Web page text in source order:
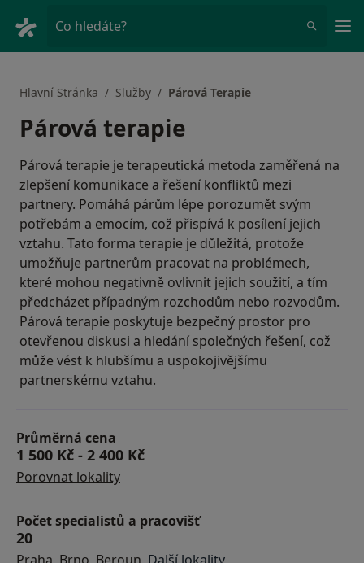
Co hledáte?
Hlavní Stránka Služby Párová Terapie
Párová terapie
Párová terapie je terapeutická metoda zaměřená na
zlepšení komunikace a řešení konfliktů mezi
partnery. Pomáhá párům lépe porozumět svým
potřebám a emocím, což přispívá k posílení jejich
vztahu. Tato forma terapie je důležitá, protože
umožňuje partnerům pracovat na problémech,
které mohou negativně ovlivnit jejich soužití, a tím
předcházet případným rozchodům nebo rozvodům.
Párová terapie poskytuje bezpečný prostor pro
otevřenou diskusi a hledání společných řešení, což
může vést k hlubšímu a uspokojivějšímu
partnerskému vztahu.
Průměrná cena
1 500 Kč - 2 400 Kč
Porovnat lokality
Počet specialistů a pracovišť
20